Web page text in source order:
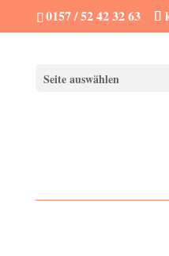
0157 / 52 42 32 63
Seite auswählen